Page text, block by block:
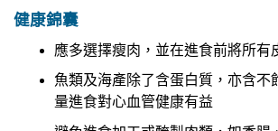
健康錦囊
應多選擇瘦肉，並在進食前將所有
魚類及海產除了含蛋白質，亦含不
量進食對心血管健康有益